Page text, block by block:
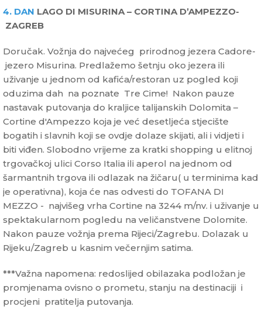
4. DAN LAGO DI MISURINA – CORTINA D’AMPEZZO-
ZAGREB
Doručak. Vožnja do najvećeg prirodnog jezera Cadore-
jezero Misurina. Predlažemo šetnju oko jezera ili
uživanje u jednom od kafića/restoran uz pogled koji
oduzima dah na poznate Tre Cime! Nakon pauze
nastavak putovanja do kraljice talijanskih Dolomita –
Cortine d'Ampezzo koja je već desetljeća stjecište
bogatih i slavnih koji se ovdje dolaze skijati, ali i vidjeti i
biti viđen. Slobodno vrijeme za kratki shopping u elitnoj
trgovačkoj ulici Corso Italia ili aperol na jednom od
šarmantnih trgova ili odlazak na žičaru( u terminima kad
je operativna), koja će nas odvesti do TOFANA DI
MEZZO - najvišeg vrha Cortine na 3244 m/nv. i uživanje u
spektakularnom pogledu na veličanstvene Dolomite.
Nakon pauze vožnja prema Rijeci/Zagrebu. Dolazak u
Rijeku/Zagreb u kasnim večernjim satima.
***Važna napomena: redoslijed obilazaka podložan je
promjenama ovisno o prometu, stanju na destinaciji i
procjeni pratitelja putovanja.